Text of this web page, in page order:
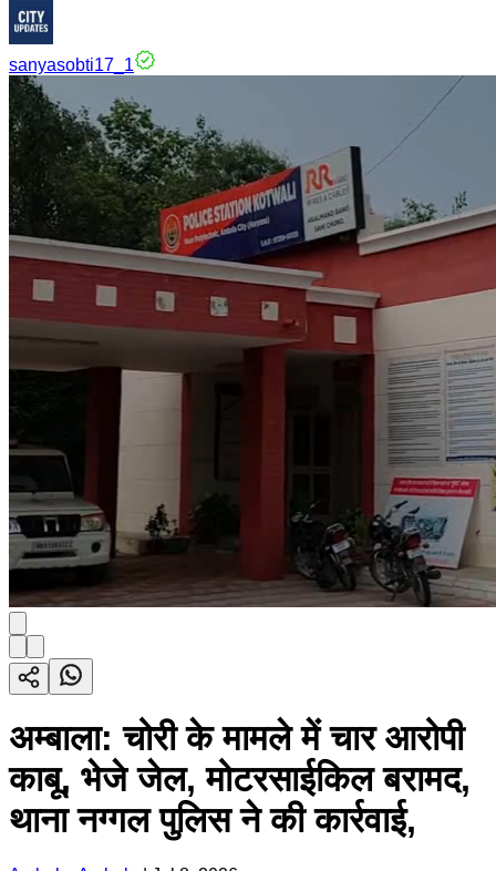
sanyasobti17_1
अम्बाला: चोरी के मामले में चार आरोपी
काबू, भेजे जेल, मोटरसाईकिल बरामद,
थाना नग्गल पुलिस ने की कार्रवाई,